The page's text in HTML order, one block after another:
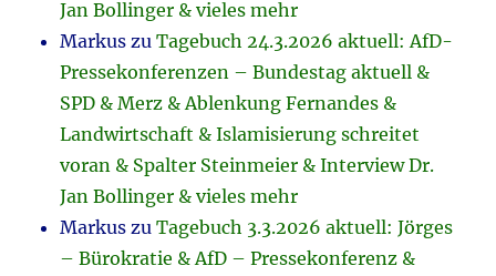
Jan Bollinger & vieles mehr
Markus zuTagebuch 24.3.2026 aktuell: AfD-
Pressekonferenzen – Bundestag aktuell &
SPD & Merz & Ablenkung Fernandes &
Landwirtschaft & Islamisierung schreitet
voran & Spalter Steinmeier & Interview Dr.
Jan Bollinger & vieles mehr
Markus zuTagebuch 3.3.2026 aktuell: Jörges
– Bürokratie & AfD – Pressekonferenz &